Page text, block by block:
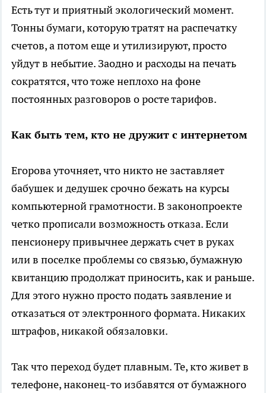
Есть тут и приятный экологический момент.
Тонны бумаги, которую тратят на распечатку
счетов, а потом еще и утилизируют, просто
уйдут в небытие. Заодно и расходы на печать
сократятся, что тоже неплохо на фоне
постоянных разговоров о росте тарифов.
Как быть тем, кто не дружит с интернетом
Егорова уточняет, что никто не заставляет
бабушек и дедушек срочно бежать на курсы
компьютерной грамотности. В законопроекте
четко прописали возможность отказа. Если
пенсионеру привычнее держать счет в руках
или в поселке проблемы со связью, бумажную
квитанцию продолжат приносить, как и раньше.
Для этого нужно просто подать заявление и
отказаться от электронного формата. Никаких
штрафов, никакой обязаловки.
Так что переход будет плавным. Те, кто живет в
телефоне, наконец-то избавятся от бумажного